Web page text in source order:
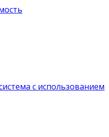
с использованием